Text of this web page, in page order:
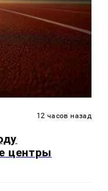
12 часов назад
центры